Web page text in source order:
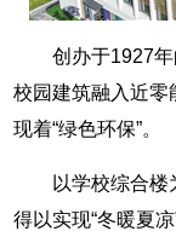
创办于1927
校园建筑融入近零
现着“绿色环保”
以学校综合
得以实现“冬暖夏